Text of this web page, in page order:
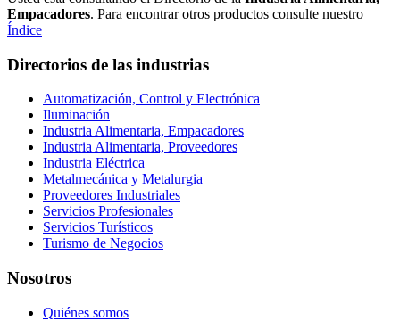
Empacadores. Para encontrar otros productos consulte nuestro
Índice
Directorios de las industrias
Automatización, Control y Electrónica
Iluminación
Industria Alimentaria, Empacadores
Industria Alimentaria, Proveedores
Industria Eléctrica
Metalmecánica y Metalurgia
Proveedores Industriales
Servicios Profesionales
Servicios Turísticos
Turismo de Negocios
Nosotros
Quiénes somos